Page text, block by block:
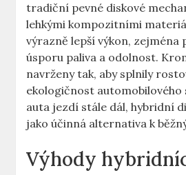
tradiční pevné diskové
⁤lehkými kompozitními
výrazně⁤ lepší výkon, zejména
úsporu ⁤paliva a odolnost.
navrženy tak, aby splnily
ekologičnost
auta ‍jezdí ⁤stále ⁤dál, ⁢hybridní
jako účinná alternativa k‍
Výhody